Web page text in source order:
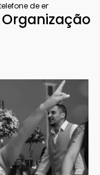
cerimonial em
de empresa de